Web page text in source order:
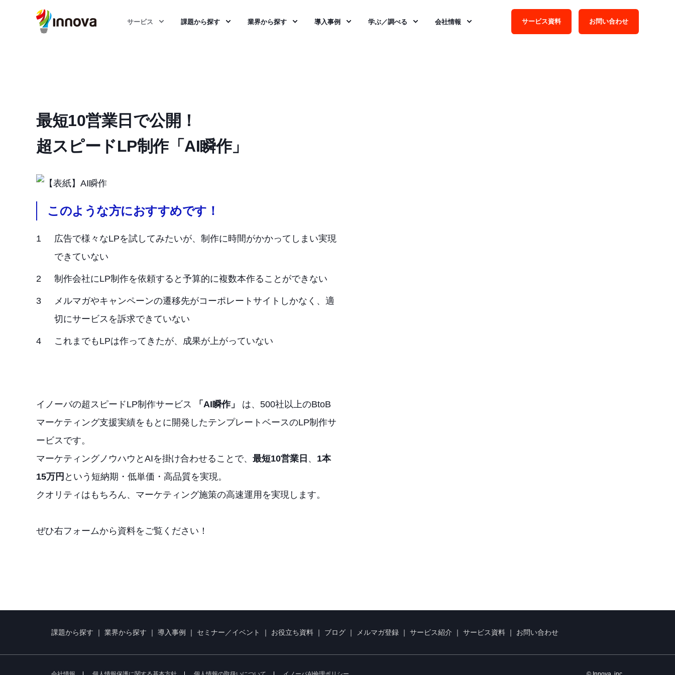
サービス 課題から探す 業界から探す 導入事例 学ぶ／調べる 会社情報 サービス資料 お問い合わせ
最短10営業日で公開！
超スピードLP制作「AI瞬作」
このような方におすすめです！
広告で様々なLPを試してみたいが、制作に時間がかかってしまい実現
できていない
制作会社にLP制作を依頼すると予算的に複数本作ることができない
メルマガやキャンペーンの遷移先がコーポレートサイトしかなく、適
切にサービスを訴求できていない
これまでもLPは作ってきたが、成果が上がっていない
イノーバの超スピードLP制作サービス 「AI瞬作」
は、500社以上のBtoB
マーケティング支援実績をもとに開発したテンプレートベースのLP制作サ
ービスです。
マーケティングノウハウとAIを掛け合わせることで、 最短10営業日 、 1本
15万円 という短納期・低単価・高品質を実現。
クオリティはもちろん、マーケティング施策の高速運用を実現します。
ぜひ右フォームから資料をご覧ください！
課題から探す ｜ 業界から探す ｜ 導入事例 ｜ セミナー／イベント ｜ お役立ち資料 ｜ ブログ ｜ メルマガ登録 ｜ サービス紹介 ｜ サービス資料 ｜ お問い合わせ